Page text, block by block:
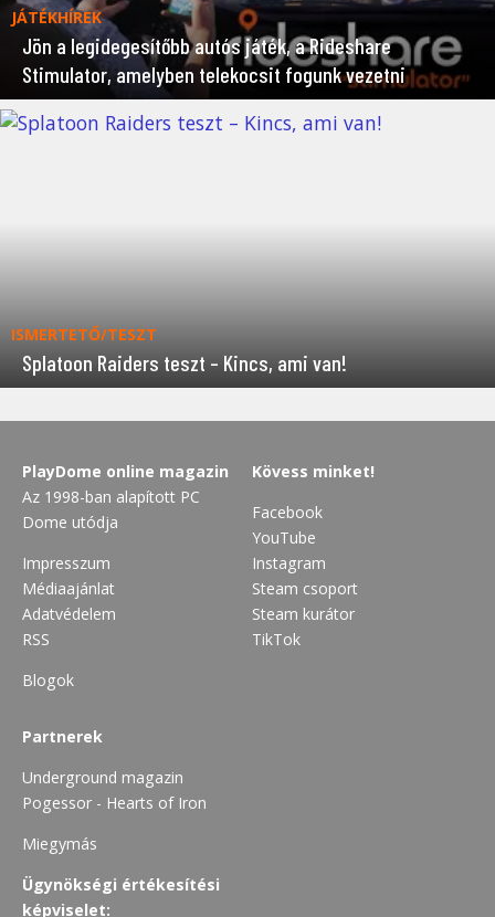
JÁTÉKHÍREK
Jön a legidegesítőbb autós játék, a Rideshare
Stimulator, amelyben telekocsit fogunk vezetni
ISMERTETŐ/TESZT
Splatoon Raiders teszt – Kincs, ami van!
PlayDome online magazin
Az 1998-ban alapított PC
Dome utódja
Impresszum
Médiaajánlat
Adatvédelem
RSS
Blogok
Kövess minket!
Facebook
YouTube
Instagram
Steam csoport
Steam kurátor
TikTok
Partnerek
Underground magazin
Pogessor - Hearts of Iron
Miegymás
Ügynökségi értékesítési
képviselet: